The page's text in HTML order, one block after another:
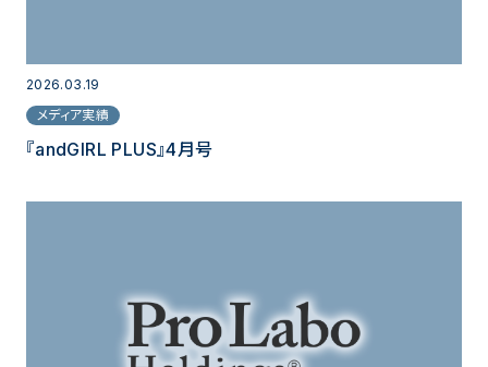
2026.03.19
メディア実績
『andGIRL PLUS』4月号